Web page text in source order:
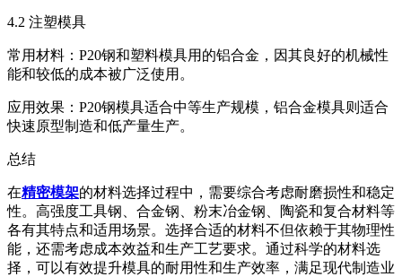
4.2 注塑模具
常用材料：P20钢和塑料模具用的铝合金，因其良好的机械性
能和较低的成本被广泛使用。
应用效果：P20钢模具适合中等生产规模，铝合金模具则适合
快速原型制造和低产量生产。
总结
在精密模架的材料选择过程中，需要综合考虑耐磨损性和稳定
性。高强度工具钢、合金钢、粉末冶金钢、陶瓷和复合材料等
各有其特点和适用场景。选择合适的材料不但依赖于其物理性
能，还需考虑成本效益和生产工艺要求。通过科学的材料选
择，可以有效提升模具的耐用性和生产效率，满足现代制造业